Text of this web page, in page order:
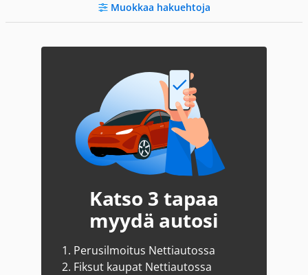
Muokkaa hakuehtoja
Katso 3 tapaa
myydä autosi
1. Perusilmoitus Nettiautossa
2. Fiksut kaupat Nettiautossa